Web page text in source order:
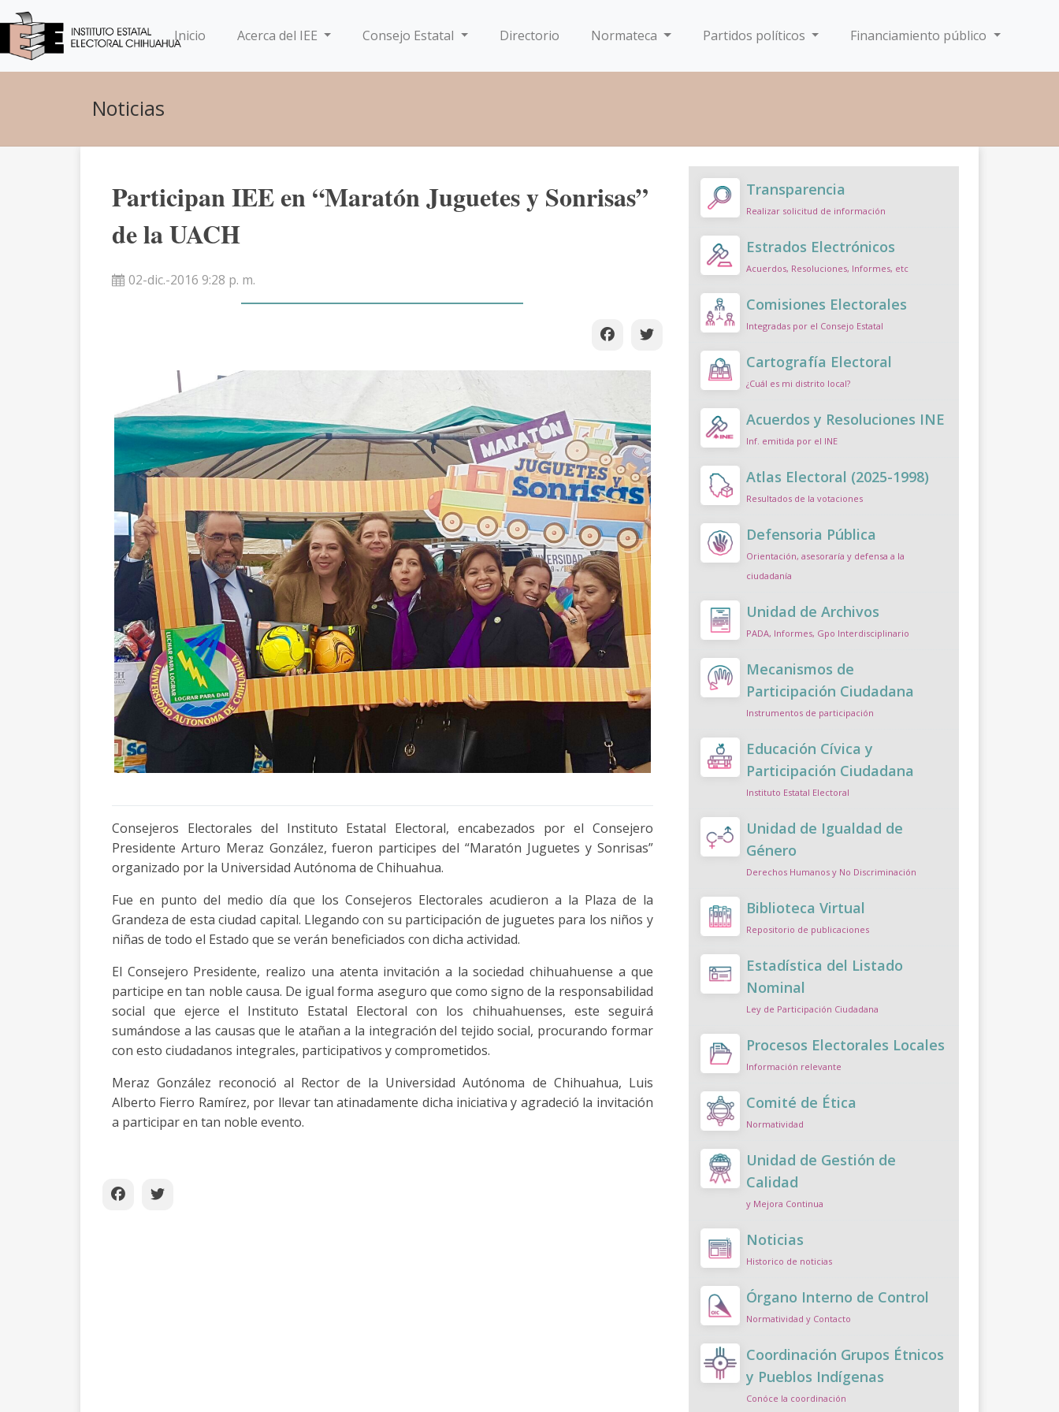
Inicio(current)Acerca del IEE Consejo Estatal Directorio Normateca Partidos políticos Financiamiento público
Noticias
Participan IEE en “Maratón Juguetes y Sonrisas”
de la UACH
02-dic.-2016 9:28 p. m.
Consejeros Electorales del Instituto Estatal Electoral, encabezados por el Consejero
Presidente Arturo Meraz González, fueron participes del “Maratón Juguetes y Sonrisas”
organizado por la Universidad Autónoma de Chihuahua.
Fue en punto del medio día que los Consejeros Electorales acudieron a la Plaza de la
Grandeza de esta ciudad capital. Llegando con su participación de juguetes para los niños y
niñas de todo el Estado que se verán beneficiados con dicha actividad.
El Consejero Presidente, realizo una atenta invitación a la sociedad chihuahuense a que
participe en tan noble causa. De igual forma aseguro que como signo de la responsabilidad
social que ejerce el Instituto Estatal Electoral con los chihuahuenses, este seguirá
sumándose a las causas que le atañan a la integración del tejido social, procurando formar
con esto ciudadanos integrales, participativos y comprometidos.
Meraz González reconoció al Rector de la Universidad Autónoma de Chihuahua, Luis
Alberto Fierro Ramírez, por llevar tan atinadamente dicha iniciativa y agradeció la invitación
a participar en tan noble evento.
Transparencia
Realizar solicitud de información
Estrados Electrónicos
Acuerdos, Resoluciones, Informes, etc
Comisiones Electorales
Integradas por el Consejo Estatal
Cartografía Electoral
¿Cuál es mi distrito local?
Acuerdos y Resoluciones INE
Inf. emitida por el INE
Atlas Electoral (2025-1998)
Resultados de la votaciones
Defensoria Pública
Orientación, asesoraría y defensa a la
ciudadanía
Unidad de Archivos
PADA, Informes, Gpo Interdisciplinario
Mecanismos de
Participación Ciudadana
Instrumentos de participación
Educación Cívica y
Participación Ciudadana
Instituto Estatal Electoral
Unidad de Igualdad de
Género
Derechos Humanos y No Discriminación
Biblioteca Virtual
Repositorio de publicaciones
Estadística del Listado
Nominal
Ley de Participación Ciudadana
Procesos Electorales Locales
Información relevante
Comité de Ética
Normatividad
Unidad de Gestión de
Calidad
y Mejora Continua
Noticias
Historico de noticias
Órgano Interno de Control
Normatividad y Contacto
Coordinación Grupos Étnicos
y Pueblos Indígenas
Conóce la coordinación